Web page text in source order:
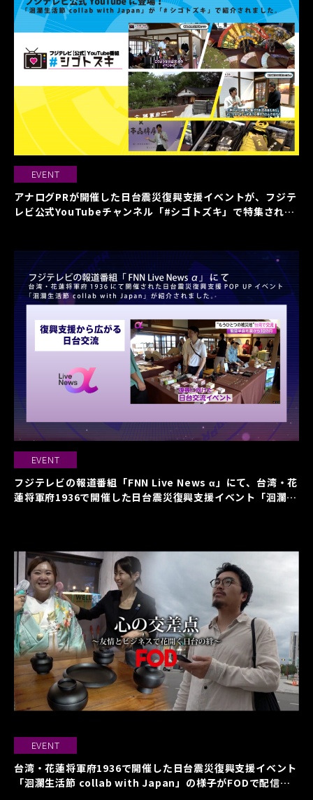
EVENT
アナログPRが開催した日台震災復興支援イベントが、フジテ
レビ公式YouTubeチャンネル「#シゴトズキ」で特集されま
EVENT
フジテレビの報道番組「FNN Live News α」にて、台湾・花
蓮将軍府1936で開催した日台震災復興支援イベント「洄瀾生
EVENT
台湾・花蓮将軍府1936で開催した日台震災復興支援イベント
「洄瀾生活節 collab with Japan」の様子がFODで配信ス